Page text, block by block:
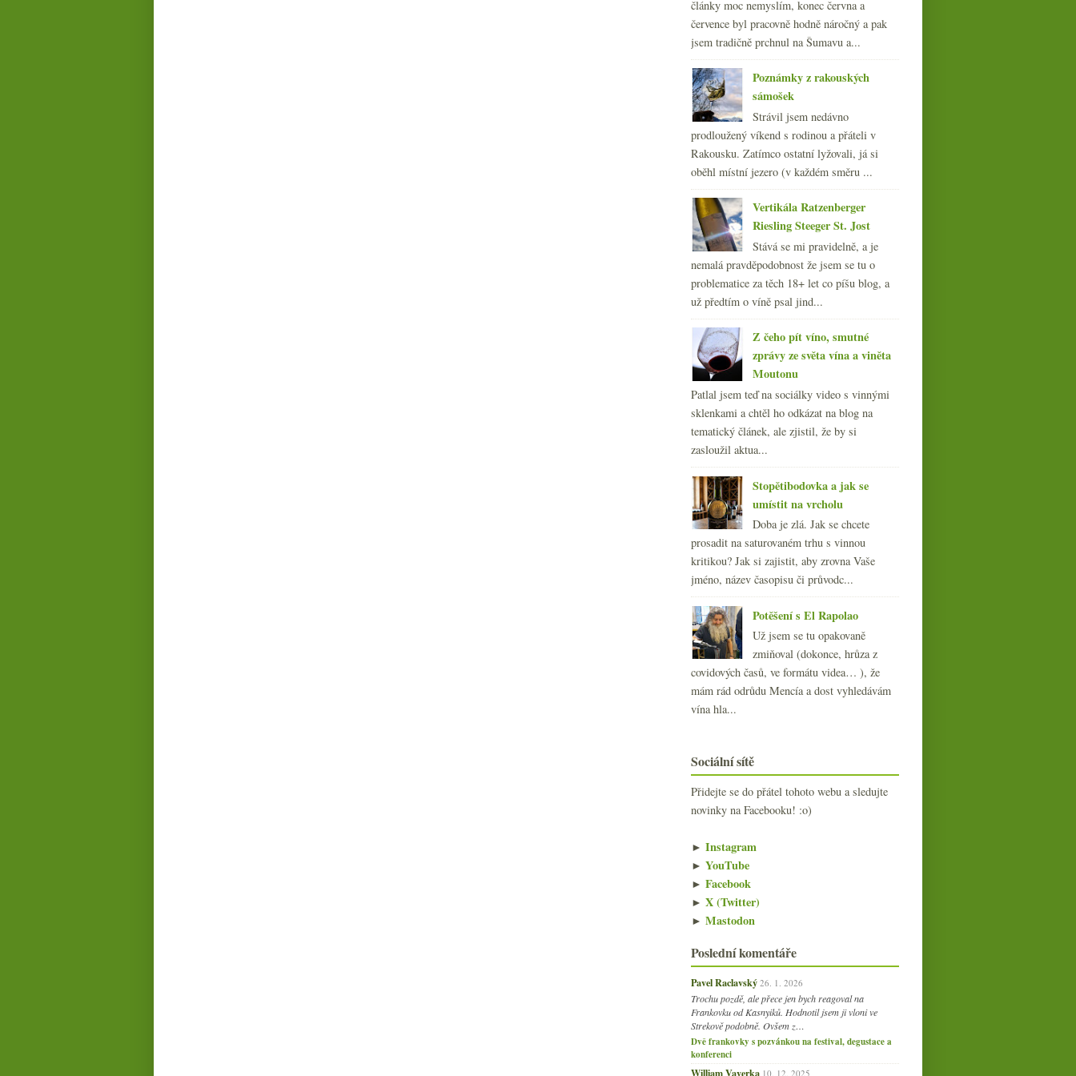
články moc nemyslím, konec června a
července byl pracovně hodně náročný a pak
jsem tradičně prchnul na Šumavu a...
Poznámky z rakouských
sámošek
Strávil jsem nedávno
prodloužený víkend s rodinou a přáteli v
Rakousku. Zatímco ostatní lyžovali, já si
oběhl místní jezero (v každém směru ...
Vertikála Ratzenberger
Riesling Steeger St. Jost
Stává se mi pravidelně, a je
nemalá pravděpodobnost že jsem se tu o
problematice za těch 18+ let co píšu blog, a
už předtím o víně psal jind...
Z čeho pít víno, smutné
zprávy ze světa vína a viněta
Moutonu
Patlal jsem teď na sociálky video s vinnými
sklenkami a chtěl ho odkázat na blog na
tematický článek, ale zjistil, že by si
zasloužil aktua...
Stopětibodovka a jak se
umístit na vrcholu
Doba je zlá. Jak se chcete
prosadit na saturovaném trhu s vinnou
kritikou? Jak si zajistit, aby zrovna Vaše
jméno, název časopisu či průvodc...
Potěšení s El Rapolao
Už jsem se tu opakovaně
zmiňoval (dokonce, hrůza z
covidových časů, ve formátu videa… ), že
mám rád odrůdu Mencía a dost vyhledávám
vína hla...
Sociální sítě
Přidejte se do přátel tohoto webu a sledujte
novinky na Facebooku! :o)
► Instagram
► YouTube
► Facebook
► X (Twitter)
► Mastodon
Poslední komentáře
Pavel Raclavský 26. 1. 2026
Trochu pozdě, ale přece jen bych reagoval na
Frankovku od Kasnyiků. Hodnotil jsem ji vloni ve
Strekově podobně. Ovšem z…
Dvě frankovky s pozvánkou na festival, degustace a
konferenci
William Vaverka 10. 12. 2025